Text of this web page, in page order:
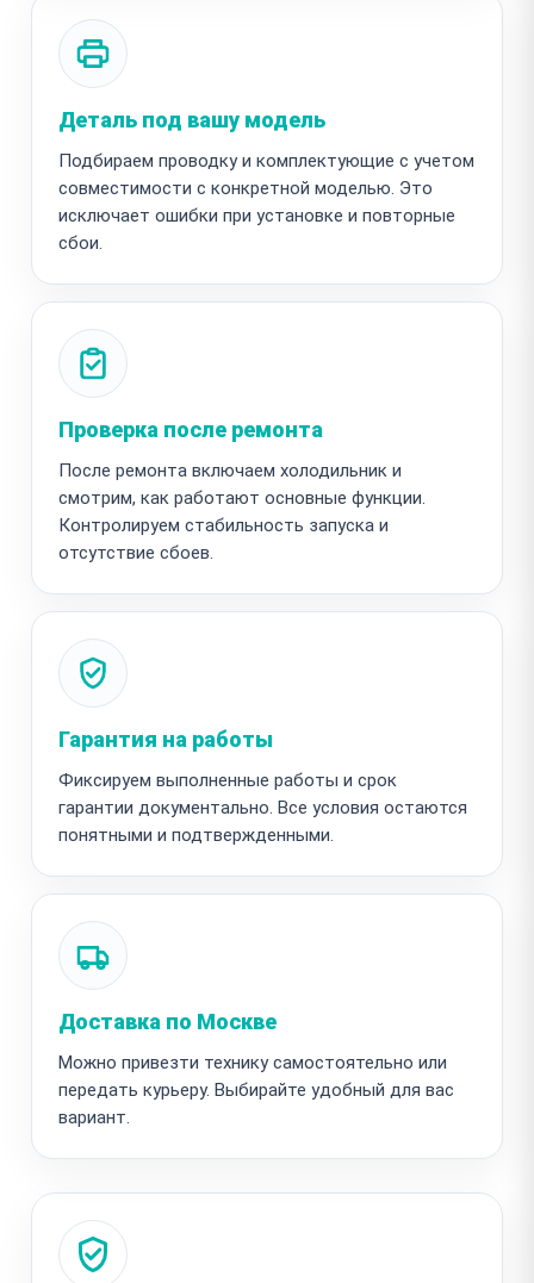
Деталь под вашу модель
Подбираем проводку и комплектующие с учетом
совместимости с конкретной моделью. Это
исключает ошибки при установке и повторные
сбои.
Проверка после ремонта
После ремонта включаем холодильник и
смотрим, как работают основные функции.
Контролируем стабильность запуска и
отсутствие сбоев.
Гарантия на работы
Фиксируем выполненные работы и срок
гарантии документально. Все условия остаются
понятными и подтвержденными.
Доставка по Москве
Можно привезти технику самостоятельно или
передать курьеру. Выбирайте удобный для вас
вариант.